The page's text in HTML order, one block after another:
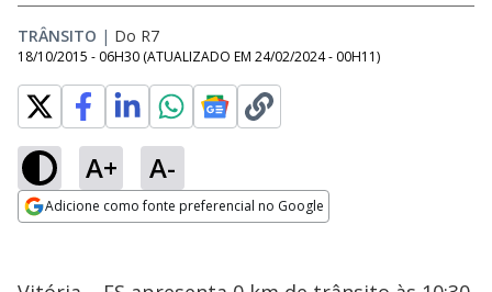
TRÂNSITO | Do R7
18/10/2015 - 06H30 (ATUALIZADO EM 24/02/2024 - 00H11)
A+ A-
Adicione como fonte preferencial no Google